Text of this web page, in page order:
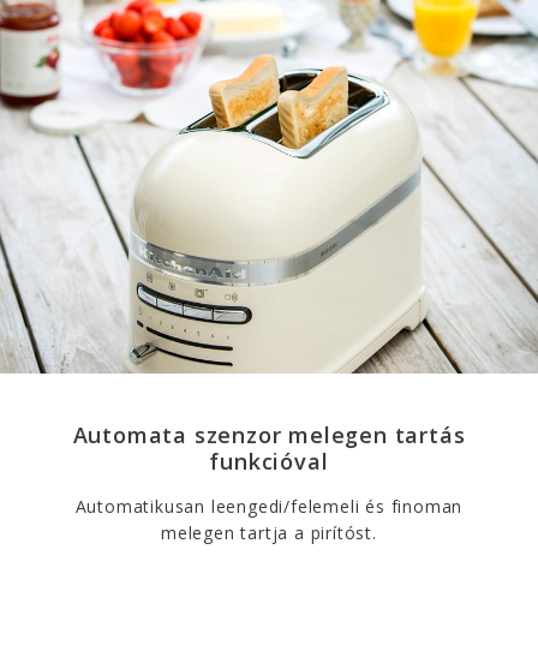
Automata szenzor melegen tartás
funkcióval
Automatikusan leengedi/felemeli és finoman
melegen tartja a pirítóst.